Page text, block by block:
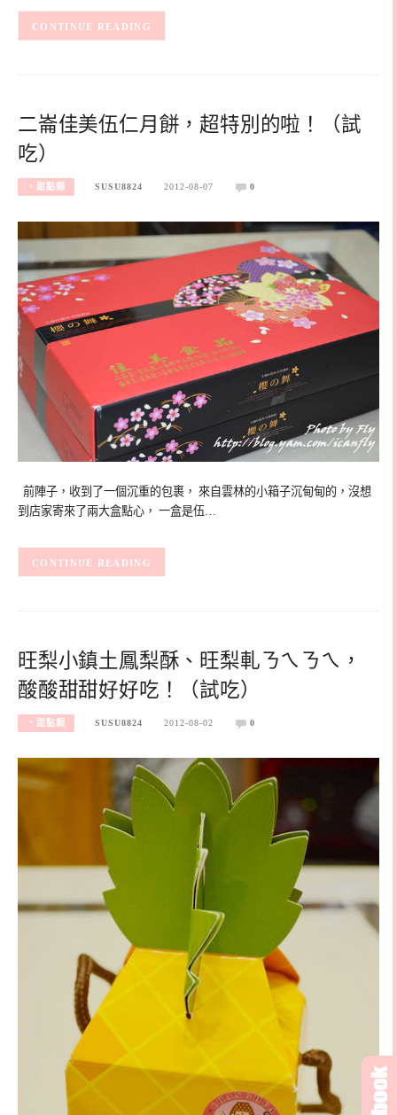
CONTINUE READING
二崙佳美伍仁月餅，超特別的啦！（試
吃）
‧甜點類 SUSU8824 2012-08-07 0
前陣子，收到了一個沉重的包裹， 來自雲林的小箱子沉甸甸的，沒想
到店家寄來了兩大盒點心， 一盒是伍…
CONTINUE READING
旺梨小鎮土鳳梨酥、旺梨軋ㄋㄟㄋㄟ，
酸酸甜甜好好吃！（試吃）
‧甜點類 SUSU8824 2012-08-02 0